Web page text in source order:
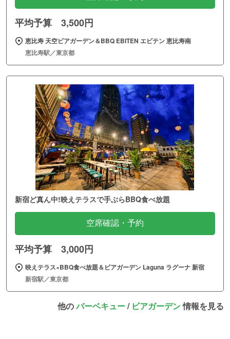
平均予算 3,500円
恵比寿 天空ビアガーデン＆BBQ EBITEN エビテン 恵比寿南
恵比寿駅／東京都
新宿ど真ん中!映えテラスで手ぶらBBQ食べ放題
空席確認・予約
平均予算 3,000円
映えテラス×BBQ食べ放題＆ビアガーデン Laguna ラグーナ 新宿
新宿駅／東京都
他のバーベキュー/ ビアガーデン情報を見る